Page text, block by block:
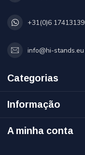
+31(0)6 17413139
info@hi-stands.eu
Categorias
Informação
A minha conta